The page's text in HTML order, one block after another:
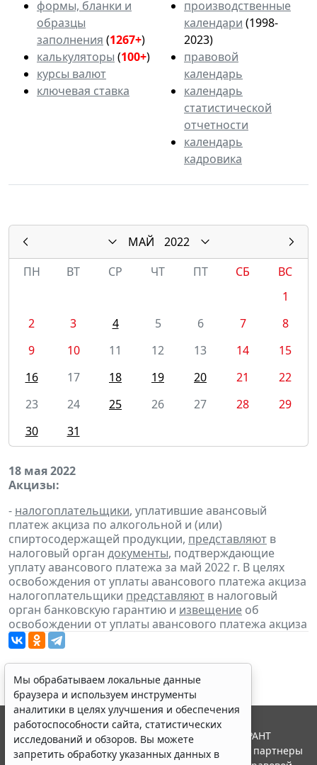
формы, бланки и
образцы
заполнения (1267+)
калькуляторы (100+)
курсы валют
ключевая ставка
производственные
календари (1998-
2023)
правовой
календарь
календарь
статистической
отчетности
календарь
кадровика
МАЙ
2022
ПН
ВТ СР ЧТ ПТ СБ
ВС
1
2
3 4 5 6 7
8
9
10 11 12 13 14
15
16
17 18 19 20 21
22
23
24 25 26 27 28
29
30
31
18 мая 2022
Акцизы:
- налогоплательщики, уплатившие авансовый
платеж акциза по алкогольной и (или)
спиртосодержащей продукции, представляют в
налоговый орган документы, подтверждающие
уплату авансового платежа за май 2022 г. В целях
освобождения от уплаты авансового платежа акциза
налогоплательщики представляют в налоговый
орган банковскую гарантию и извещение об
освобождении от уплаты авансового платежа акциза
Мы обрабатываем локальные данные
браузера и используем инструменты
аналитики в целях улучшения и обеспечения
работоспособности сайта, статистических
исследований и обзоров. Вы можете
запретить обработку указанных данных в
© ООО "НПП "ГАРАНТ-СЕРВИС", 2026. Система ГАРАНТ
выпускается с 1990 года. Компания "Гарант" и ее партнеры